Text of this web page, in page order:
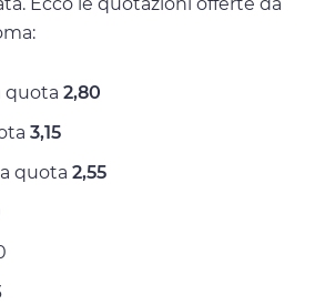
quota 2,80
3,15
quota 2,55